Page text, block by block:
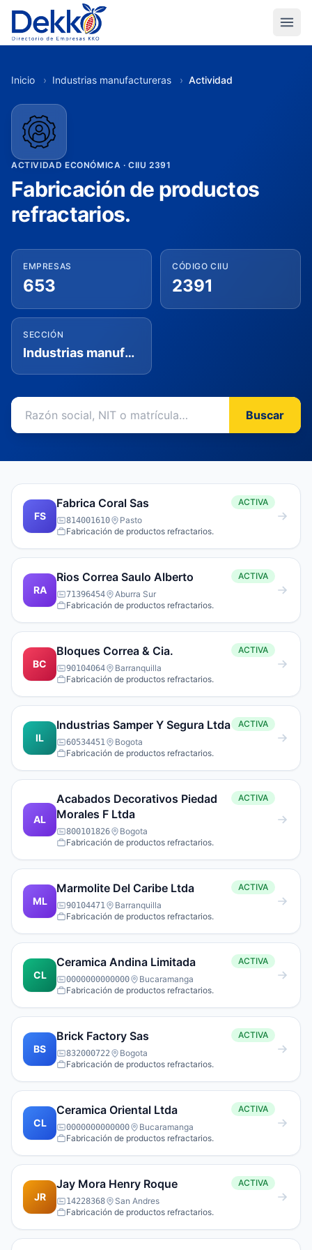
Inicio › Industrias manufactureras › Actividad
ACTIVIDAD ECONÓMICA · CIIU 2391
Fabricación de productos
refractarios.
EMPRESAS
653
CÓDIGO CIIU
2391
SECCIÓN
Industrias manufactureras
Buscar
FS
Fabrica Coral Sas ACTIVA
814001610
Pasto
Fabricación de productos refractarios.
RA
Rios Correa Saulo Alberto ACTIVA
71396454
Aburra Sur
Fabricación de productos refractarios.
BC
Bloques Correa & Cia. ACTIVA
90104064
Barranquilla
Fabricación de productos refractarios.
IL
Industrias Samper Y Segura Ltda ACTIVA
60534451
Bogota
Fabricación de productos refractarios.
AL
Acabados Decorativos Piedad
Morales F Ltda
ACTIVA
800101826
Bogota
Fabricación de productos refractarios.
ML
Marmolite Del Caribe Ltda ACTIVA
90104471
Barranquilla
Fabricación de productos refractarios.
CL
Ceramica Andina Limitada ACTIVA
0000000000000
Bucaramanga
Fabricación de productos refractarios.
BS
Brick Factory Sas ACTIVA
832000722
Bogota
Fabricación de productos refractarios.
CL
Ceramica Oriental Ltda ACTIVA
0000000000000
Bucaramanga
Fabricación de productos refractarios.
JR
Jay Mora Henry Roque ACTIVA
14228368
San Andres
Fabricación de productos refractarios.